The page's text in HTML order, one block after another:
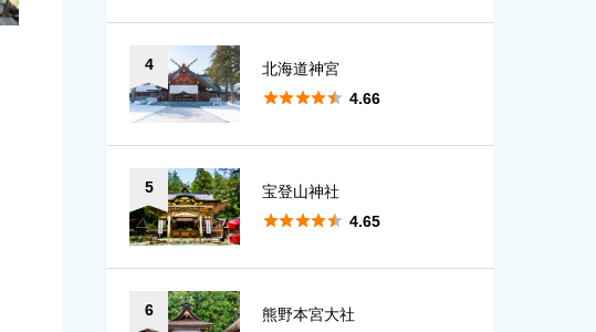
4
北海道神宮
 4.66
5
宝登山神社
 4.65
6
熊野本宮大社